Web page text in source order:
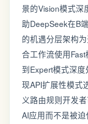
景的Vision模式深
助DeepSeek在B
的机遇分层架构
合工作流使用
到Expert模式深
现API扩展性模式
义路由规则开发
AI应用而不是被